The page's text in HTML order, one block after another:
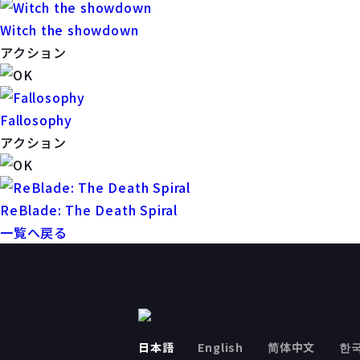
Witch the showdown
アクション
Fallosophy
アクション
ReBlade: The Death Spiral
一覧へ戻る
日本語 English 简体中文 한